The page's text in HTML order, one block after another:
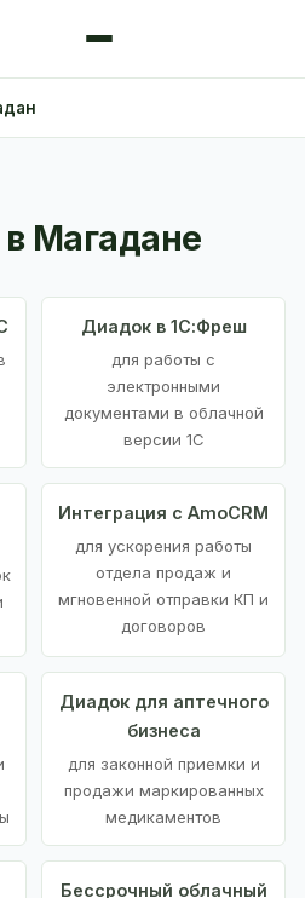
Магадане
Диадок в 1С:Фреш
для работы с
электронными
документами в облачной
версии 1С
Интеграция с AmoCRM
для ускорения работы
отдела продаж и
мгновенной отправки КП и
договоров
Диадок для аптечного
бизнеса
для законной приемки и
продажи маркированных
медикаментов
Бессрочный облачный